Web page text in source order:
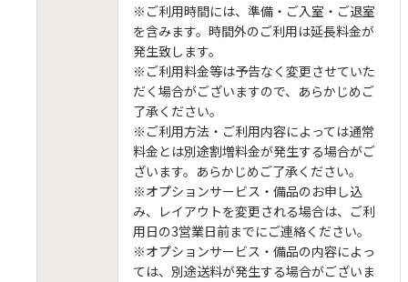
※ご利用時間には、準備・ご入室・ご退室
を含みます。時間外のご利用は延長料金が
発生致します。
※ご利用料金等は予告なく変更させていた
だく場合がございますので、あらかじめご
了承ください。
※ご利用方法・ご利用内容によっては通常
料金とは別途割増料金が発生する場合がご
ざいます。あらかじめご了承ください。
※オプションサービス・備品のお申し込
み、レイアウトを変更される場合は、ご利
用日の3営業日前までにご連絡ください。
※オプションサービス・備品の内容によっ
ては、別途送料が発生する場合がございま